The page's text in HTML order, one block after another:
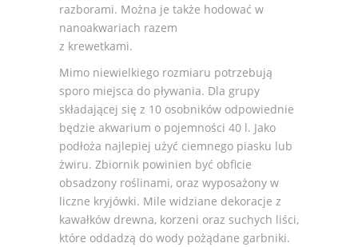
razborami. Można je także hodować w
nanoakwariach razem
z krewetkami.
Mimo niewielkiego rozmiaru potrzebują
sporo miejsca do pływania. Dla grupy
składającej się z 10 osobników odpowiednie
będzie akwarium o pojemności 40 l. Jako
podłoża najlepiej użyć ciemnego piasku lub
żwiru. Zbiornik powinien być obficie
obsadzony roślinami, oraz wyposażony w
liczne kryjówki. Mile widziane dekoracje z
kawałków drewna, korzeni oraz suchych liści,
które oddadzą do wody pożądane garbniki.